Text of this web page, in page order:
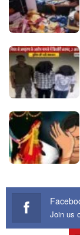
Join us